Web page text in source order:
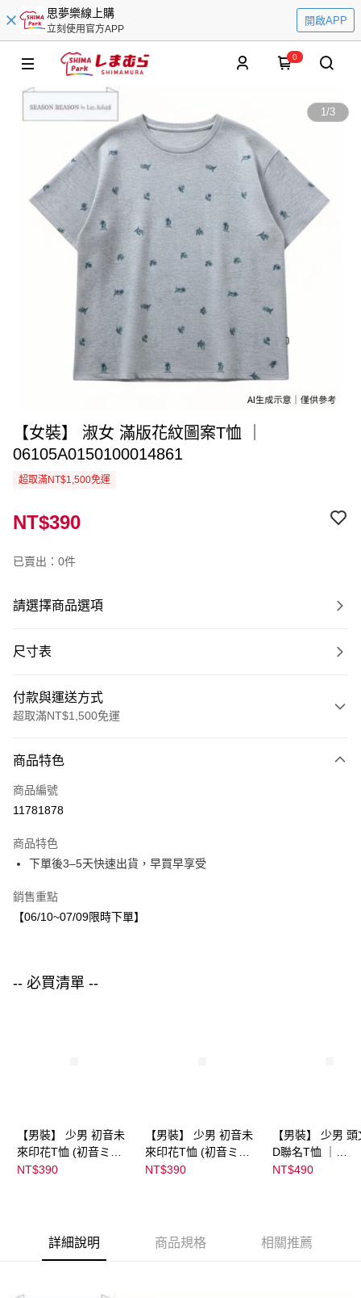
思夢樂線上購
立刻使用官方APP
開啟APP
0
1/3
【女裝】 淑女 滿版花紋圖案T恤 ｜
06105A0150100014861
超取滿NT$1,500免運
NT$390
已賣出：0件
請選擇商品選項
尺寸表
付款與運送方式
超取滿NT$1,500免運
信用卡一次付款
LINE Pay
街口支付
悠遊付
每筆NT$80，滿NT$1,500(含以上)免運費
商品特色
商品編號
11781878
商品特色
下單後3–5天快速出貨，早買早享受
銷售重點
【06/10~07/09限時下單】
-- 必買清單 --
【男裝】 少男 初音未
來印花T恤 (初音ミク)
｜
NT$390
【男裝】 少男 初音未
來印花T恤 (初音ミク)
｜
NT$390
【男裝】 少男
D聯名T恤 ｜
NT$490
詳細說明 商品規格 相關推薦